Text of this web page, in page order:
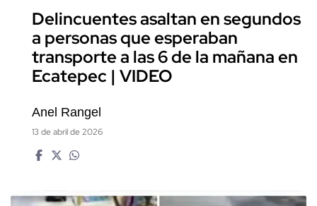
Delincuentes asaltan en segundos
a personas que esperaban
transporte a las 6 de la mañana en
Ecatepec | VIDEO
Anel Rangel
13 de abril de 2026